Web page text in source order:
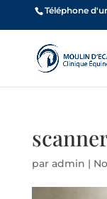
Téléphone
par admin |